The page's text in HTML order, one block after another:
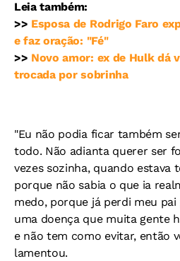
Leia também:
>> Esposa de Rodrigo Faro
e faz oração: "Fé"
>> Novo amor: ex de Hulk dá
trocada por sobrinha
"Eu não podia ficar também
todo. Não adianta querer ser
vezes sozinha, quando estava
porque não sabia o que ia
medo, porque já perdi meu pai
uma doença que muita gente
e não tem como evitar, então
lamentou.